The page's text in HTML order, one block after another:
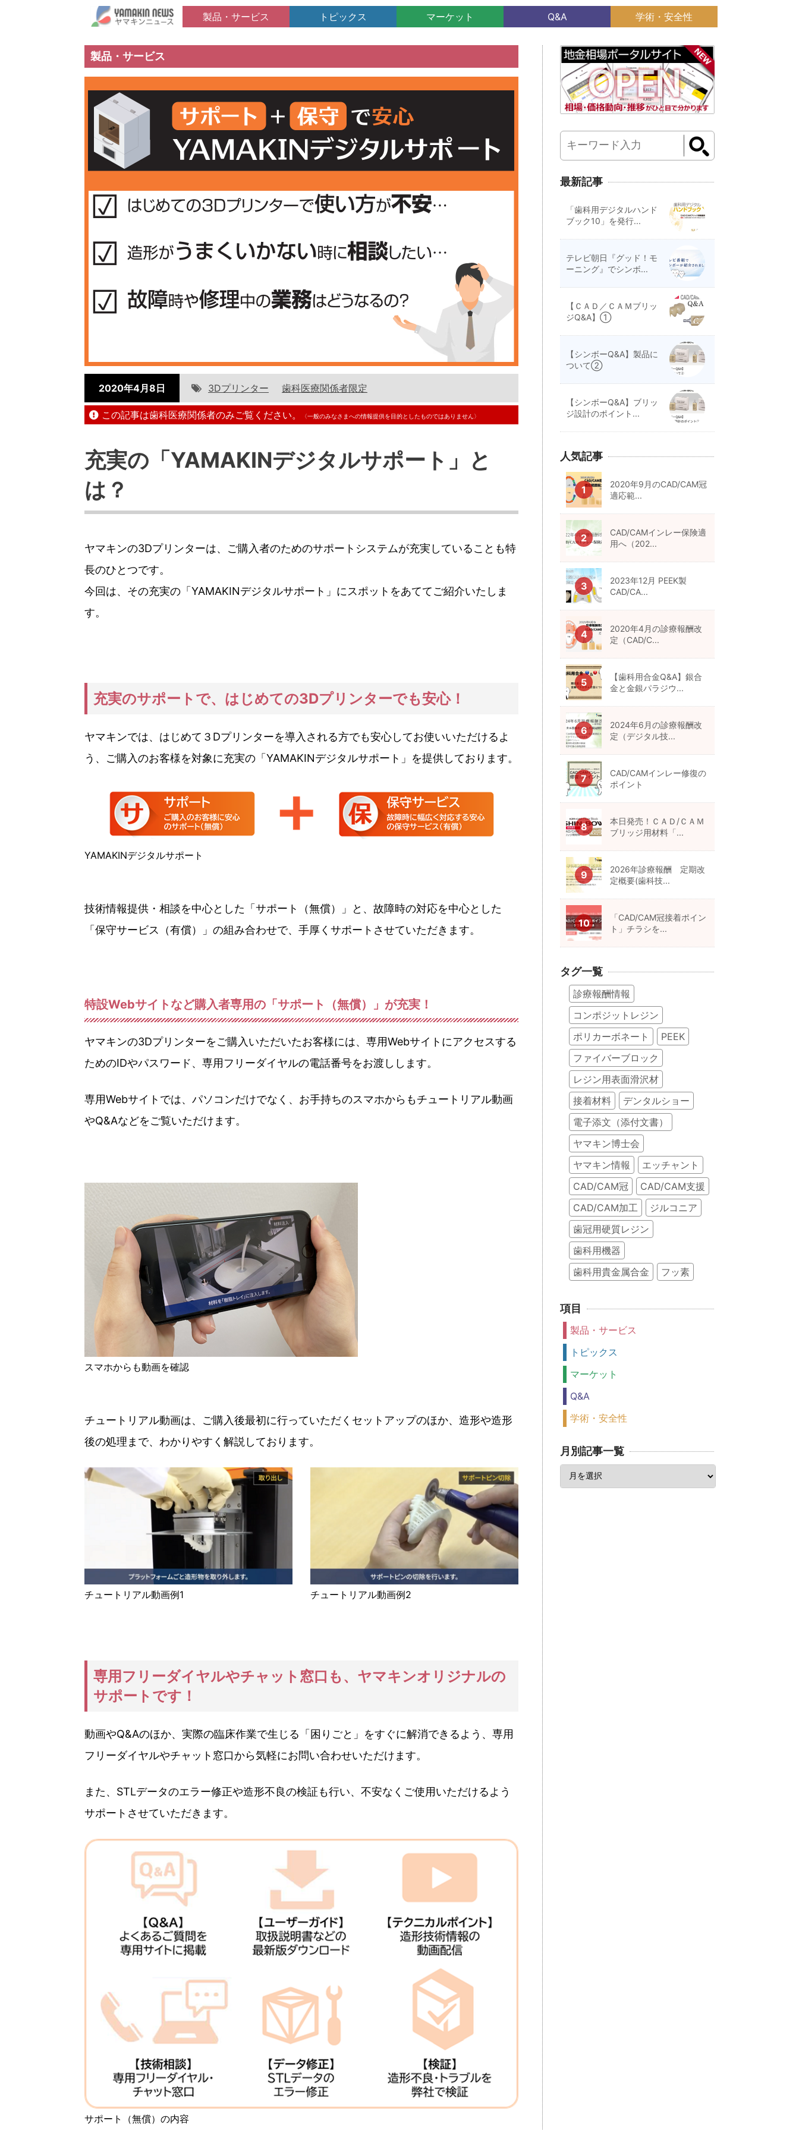
製品・サービス トピックス マーケット Q&A 学術・安全性
製品・サービス
2020年4月8日 3Dプリンター 歯科医療関係者限定
この記事は歯科医療関係者のみご覧ください。 〈一般のみなさまへの情報提供を目的としたものではありません〉
充実の「YAMAKINデジタルサポート」と
は？
ヤマキンの3Dプリンターは、ご購入者のためのサポートシステムが充実していることも特
長のひとつです。
今回は、その充実の「YAMAKINデジタルサポート」にスポットをあててご紹介いたしま
す。
充実のサポートで、はじめての3Dプリンターでも安心！
ヤマキンでは、はじめて３Dプリンターを導入される方でも安心してお使いいただけるよ
う、ご購入のお客様を対象に充実の「YAMAKINデジタルサポート」を提供しております。
YAMAKINデジタルサポート
技術情報提供・相談を中心とした「サポート（無償）」と、故障時の対応を中心とした
「保守サービス（有償）」の組み合わせで、手厚くサポートさせていただきます。
特設Webサイトなど購入者専用の「サポート（無償）」が充実！
ヤマキンの3Dプリンターをご購入いただいたお客様には、専用Webサイトにアクセスする
ためのIDやパスワード、専用フリーダイヤルの電話番号をお渡しします。
専用Webサイトでは、パソコンだけでなく、お手持ちのスマホからもチュートリアル動画
やQ&Aなどをご覧いただけます。
スマホからも動画を確認
チュートリアル動画は、ご購入後最初に行っていただくセットアップのほか、造形や造形
後の処理まで、わかりやすく解説しております。
チュートリアル動画例1 チュートリアル動画例2
専用フリーダイヤルやチャット窓口も、ヤマキンオリジナルの
サポートです！
動画やQ&Aのほか、実際の臨床作業で生じる「困りごと」をすぐに解消できるよう、専用
フリーダイヤルやチャット窓口から気軽にお問い合わせいただけます。
また、STLデータのエラー修正や造形不良の検証も行い、不安なくご使用いただけるよう
サポートさせていただきます。
サポート（無償）の内容
最新記事
「歯科用デジタルハンド
ブック10」を発行...
テレビ朝日『グッド！モ
ーニング』でシンボ...
【ＣＡＤ／ＣＡＭブリッ
ジQ&A】①
【シンボーQ&A】製品に
ついて②
【シンボーQ&A】ブリッ
ジ設計のポイント...
人気記事
2020年9月のCAD/CAM冠
適応範...
CAD/CAMインレー保険適
用へ（202...
2023年12月 PEEK製
CAD/CA...
2020年4月の診療報酬改
定（CAD/C...
【歯科用合金Q&A】銀合
金と金銀パラジウ...
2024年6月の診療報酬改
定（デジタル技...
CAD/CAMインレー修復の
ポイント
本日発売！ＣＡＤ/ＣＡＭ
ブリッジ用材料「...
2026年診療報酬 定期改
定概要(歯科技...
「CAD/CAM冠接着ポイン
ト」チラシを...
タグ一覧
診療報酬情報
コンポジットレジン
ポリカーボネート
PEEK
ファイバーブロック
レジン用表面滑沢材
接着材料
デンタルショー
電子添文（添付文書）
ヤマキン博士会
ヤマキン情報
エッチャント
CAD/CAM冠
CAD/CAM支援
CAD/CAM加工
ジルコニア
歯冠用硬質レジン
歯科用機器
歯科用貴金属合金
フッ素
項目
製品・サービス
トピックス
マーケット
Q&A
学術・安全性
月別記事一覧